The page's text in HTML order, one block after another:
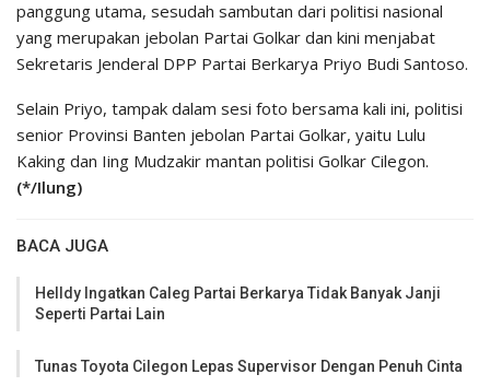
panggung utama, sesudah sambutan dari politisi nasional
yang merupakan jebolan Partai Golkar dan kini menjabat
Sekretaris Jenderal DPP Partai Berkarya Priyo Budi Santoso.
Selain Priyo, tampak dalam sesi foto bersama kali ini, politisi
senior Provinsi Banten jebolan Partai Golkar, yaitu Lulu
Kaking dan Iing Mudzakir mantan politisi Golkar Cilegon.
(*/Ilung)
BACA JUGA
Helldy Ingatkan Caleg Partai Berkarya Tidak Banyak Janji
Seperti Partai Lain
Tunas Toyota Cilegon Lepas Supervisor Dengan Penuh Cinta